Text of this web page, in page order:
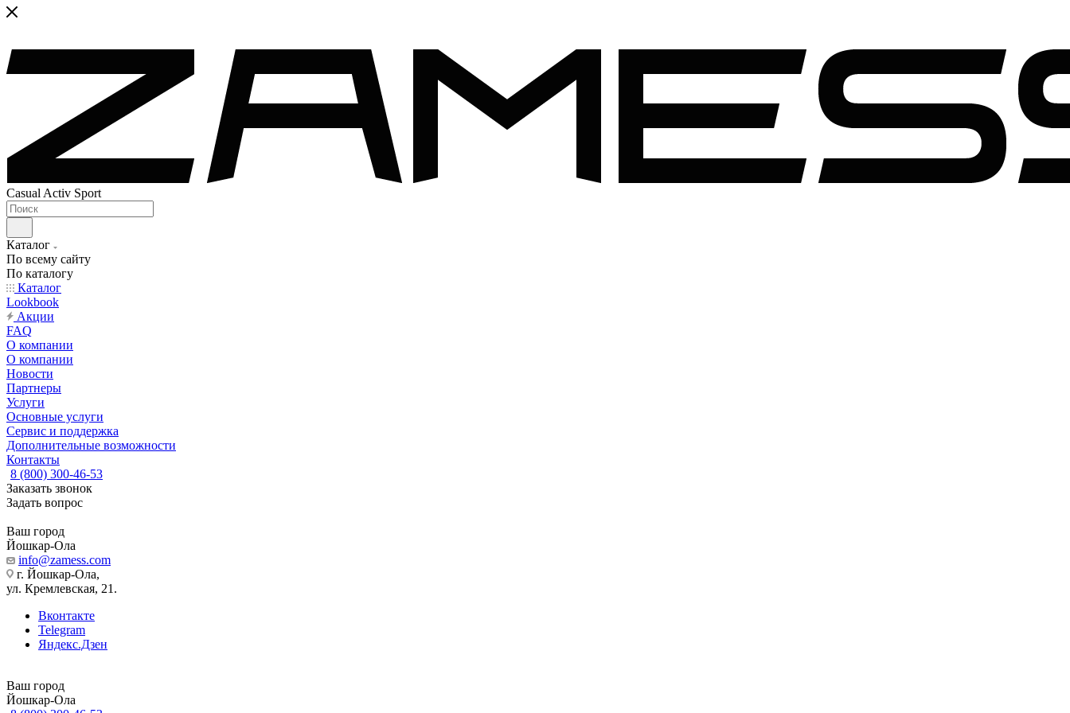
Casual Activ Sport
Каталог
По всему сайту
По каталогу
Каталог
Lookbook
Акции
FAQ
О компании
О компании
Новости
Партнеры
Услуги
Основные услуги
Сервис и поддержка
Дополнительные возможности
Контакты
8 (800) 300-46-53
Заказать звонок
Задать вопрос
Ваш город
Йошкар-Ола
info@zamess.com
г. Йошкар-Ола,
ул. Кремлевская, 21.
Вконтакте
Telegram
Яндекс.Дзен
Ваш город
Йошкар-Ола